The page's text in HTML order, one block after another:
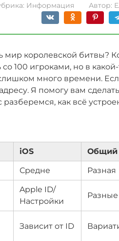
Информация Автор:
мир королевской битвы?
100 игроками, но в
много времени.
Я помогу вам
как всё
iOS Общий
Средне Разная
Apple ID/
Настройки
Разные
Зависит от ID